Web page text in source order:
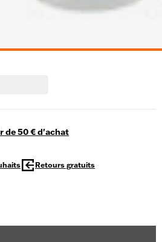
de 50 € d'achat
Retours gratuits